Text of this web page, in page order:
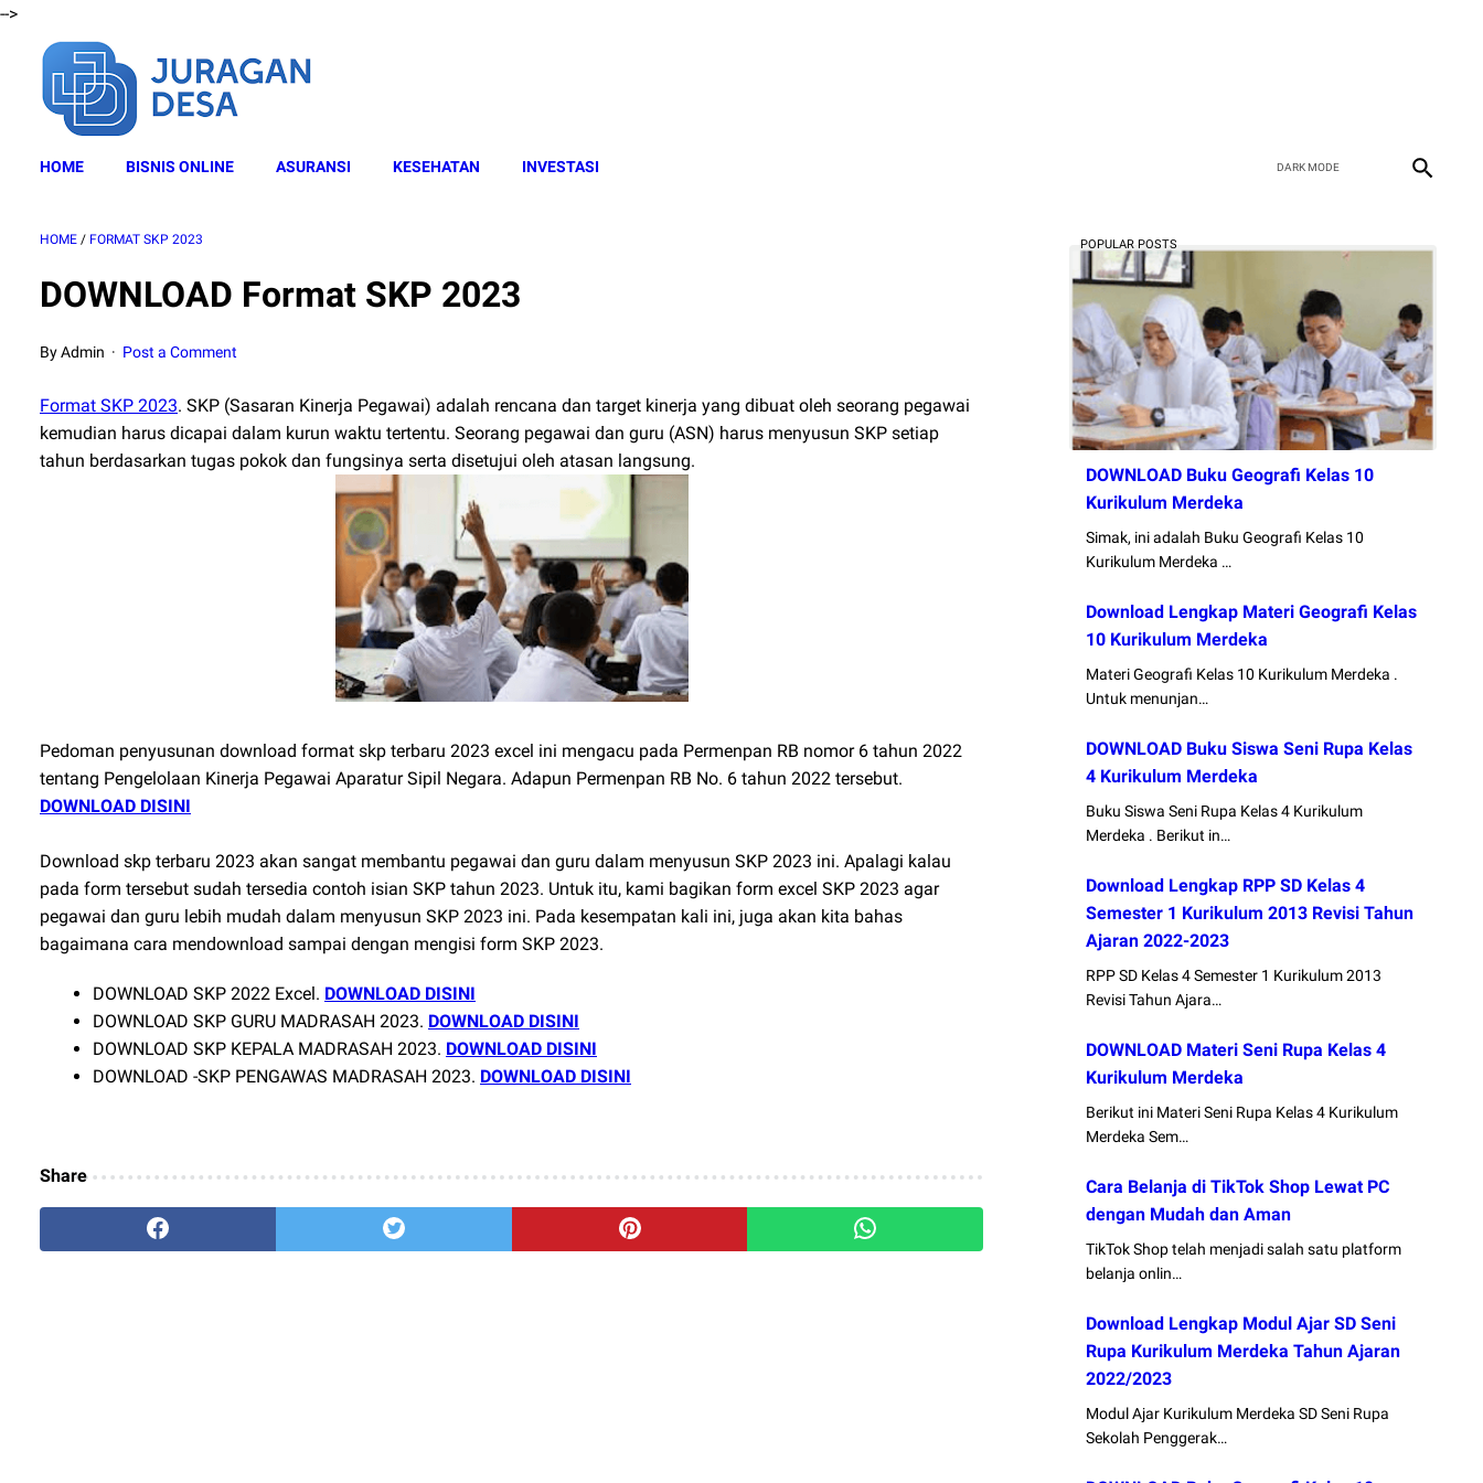
-->
HOME BISNIS ONLINE ASURANSI KESEHATAN INVESTASI
HOME / FORMAT SKP 2023
DOWNLOAD Format SKP 2023
By Admin Post a Comment
Format SKP 2023. SKP (Sasaran Kinerja Pegawai) adalah rencana dan target kinerja yang dibuat oleh seorang pegawai
kemudian harus dicapai dalam kurun waktu tertentu. Seorang pegawai dan guru (ASN) harus menyusun SKP setiap
tahun berdasarkan tugas pokok dan fungsinya serta disetujui oleh atasan langsung.
Pedoman penyusunan download format skp terbaru 2023 excel ini mengacu pada Permenpan RB nomor 6 tahun 2022
tentang Pengelolaan Kinerja Pegawai Aparatur Sipil Negara. Adapun Permenpan RB No. 6 tahun 2022 tersebut.
DOWNLOAD DISINI
Download skp terbaru 2023 akan sangat membantu pegawai dan guru dalam menyusun SKP 2023 ini. Apalagi kalau
pada form tersebut sudah tersedia contoh isian SKP tahun 2023. Untuk itu, kami bagikan form excel SKP 2023 agar
pegawai dan guru lebih mudah dalam menyusun SKP 2023 ini. Pada kesempatan kali ini, juga akan kita bahas
bagaimana cara mendownload sampai dengan mengisi form SKP 2023.
DOWNLOAD SKP 2022 Excel. DOWNLOAD DISINI
DOWNLOAD SKP GURU MADRASAH 2023. DOWNLOAD DISINI
DOWNLOAD SKP KEPALA MADRASAH 2023. DOWNLOAD DISINI
DOWNLOAD -SKP PENGAWAS MADRASAH 2023. DOWNLOAD DISINI
Share
POPULAR POSTS
DOWNLOAD Buku Geografi Kelas 10
Kurikulum Merdeka
Simak, ini adalah Buku Geografi Kelas 10
Kurikulum Merdeka …
Download Lengkap Materi Geografi Kelas
10 Kurikulum Merdeka
Materi Geografi Kelas 10 Kurikulum Merdeka .
Untuk menunjan…
DOWNLOAD Buku Siswa Seni Rupa Kelas
4 Kurikulum Merdeka
Buku Siswa Seni Rupa Kelas 4 Kurikulum
Merdeka . Berikut in…
Download Lengkap RPP SD Kelas 4
Semester 1 Kurikulum 2013 Revisi Tahun
Ajaran 2022-2023
RPP SD Kelas 4 Semester 1 Kurikulum 2013
Revisi Tahun Ajara…
DOWNLOAD Materi Seni Rupa Kelas 4
Kurikulum Merdeka
Berikut ini Materi Seni Rupa Kelas 4 Kurikulum
Merdeka Sem…
Cara Belanja di TikTok Shop Lewat PC
dengan Mudah dan Aman
TikTok Shop telah menjadi salah satu platform
belanja onlin…
Download Lengkap Modul Ajar SD Seni
Rupa Kurikulum Merdeka Tahun Ajaran
2022/2023
Modul Ajar Kurikulum Merdeka SD Seni Rupa
Sekolah Penggerak…